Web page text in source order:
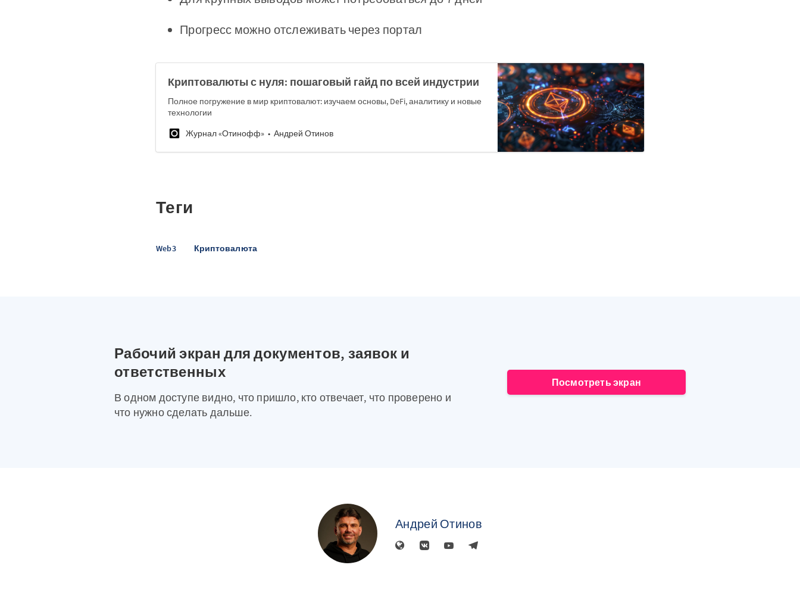
Прогресс можно отслеживать через портал
Криптовалюты с нуля: пошаговый гайд по всей индустрии
Полное погружение в мир криптовалют: изучаем основы, DeFi, аналитику и новые
технологии
Журнал «Отинофф»
Андрей Отинов
Теги
Web3 Криптовалюта
Рабочий экран для документов, заявок и
ответственных
В одном доступе видно, что пришло, кто отвечает, что проверено и
что нужно сделать дальше.
Посмотреть экран
Андрей Отинов